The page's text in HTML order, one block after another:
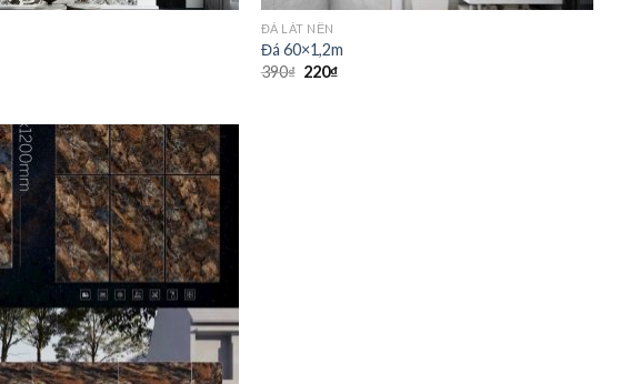
ĐÁ LÁT NỀN
Đá 60×1,2m
390₫ 220₫